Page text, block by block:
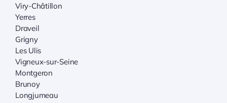
Viry-Châtillon
Yerres
Draveil
Grigny
Les Ulis
Vigneux-sur-Seine
Montgeron
Brunoy
Longjumeau